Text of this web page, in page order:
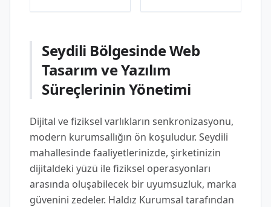
Seydili Bölgesinde Web
Tasarım ve Yazılım
Süreçlerinin Yönetimi
Dijital ve fiziksel varlıkların senkronizasyonu,
modern kurumsallığın ön koşuludur. Seydili
mahallesinde faaliyetlerinizde, şirketinizin
dijitaldeki yüzü ile fiziksel operasyonları
arasında oluşabilecek bir uyumsuzluk, marka
güvenini zedeler. Haldız Kurumsal tarafından